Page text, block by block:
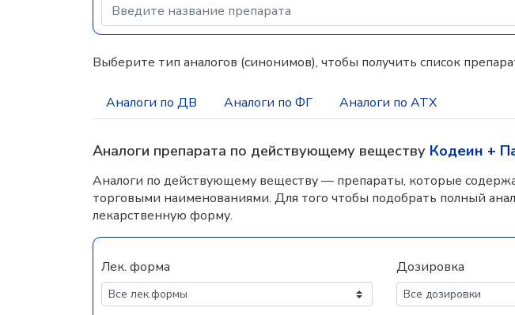
Выберите тип аналогов (синонимов), чтобы получить список
Аналоги по ДВ Аналоги по ФГ Аналоги по АТХ
Аналоги препарата по действующему веществу Кодеин +
Аналоги по действующему веществу — препараты, которые
торговыми наименованиями. Для того чтобы подобрать полный
лекарственную форму.
Лек. форма Дозировка